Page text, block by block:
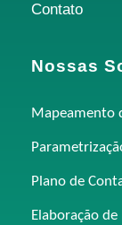
Contato
Nossas
Mapeamento
Plano de
Elaboração